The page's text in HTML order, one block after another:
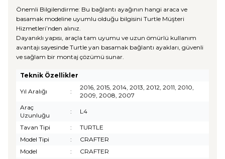
Önemli Bilgilendirme: Bu bağlantı ayağının hangi araca ve
basamak modeline uyumlu olduğu bilgisini Turtle Müşteri
Hizmetleri’nden alınız.
Dayanıklı yapısı, araçla tam uyumu ve uzun ömürlü kullanım
avantajı sayesinde Turtle yan basamak bağlantı ayakları, güvenli
ve sağlam bir montaj çözümü sunar.
Teknik Özellikler
Yıl Aralığı :
2016, 2015, 2014, 2013, 2012, 2011, 2010,
2009, 2008, 2007
Araç
Uzunluğu
: L4
Tavan Tipi :
TURTLE
Model Tipi
:
CRAFTER
Model
:
CRAFTER